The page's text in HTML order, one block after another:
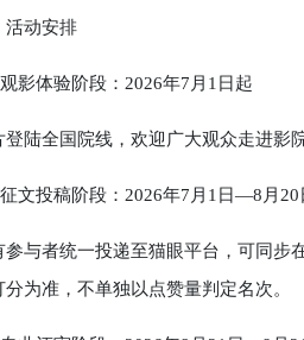
动安排
体验阶段：2026年7月1日起
全国院线，欢迎广大观众走进影院
投稿阶段：2026年7月1日—8月20
者统一投递至猫眼平台，可同步在
为准，不单独以点赞量判定名次。